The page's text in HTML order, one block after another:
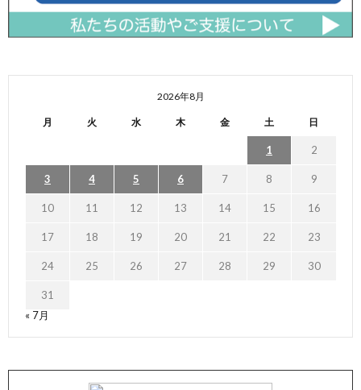
2026年8月
月 火 水 木 金 土 日
1 2
3 4 5 6 7 8 9
10 11 12 13 14 15 16
17 18 19 20 21 22 23
24 25 26 27 28 29 30
31
« 7月